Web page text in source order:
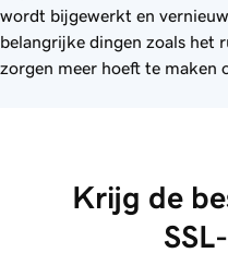
wordt bijgewerkt en
belangrijke dingen zoals het
zorgen meer hoeft te maken
Krijg de